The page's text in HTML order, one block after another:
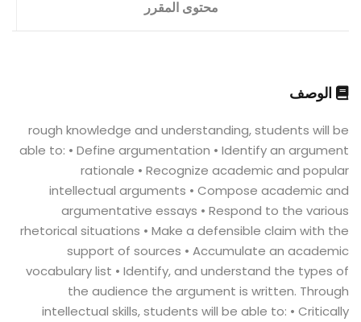
محتوى المقرر
الوصف
rough knowledge and understanding, students will be
able to: • Define argumentation • Identify an argument
rationale • Recognize academic and popular
intellectual arguments • Compose academic and
argumentative essays • Respond to the various
rhetorical situations • Make a defensible claim with the
support of sources • Accumulate an academic
vocabulary list • Identify, and understand the types of
the audience the argument is written. Through
intellectual skills, students will be able to: • Critically